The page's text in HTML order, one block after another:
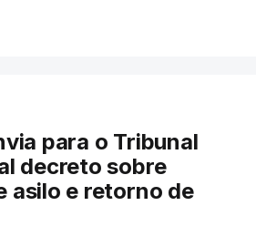
mais justo e transparente".
reduzir burocracias,
e garantir que os apoios
necessita, estaremos a dar
certa", argumenta o
para o Tribunal
decreto sobre
asilo e retorno de